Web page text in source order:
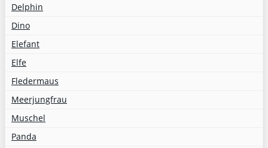
Delphin
Dino
Elefant
Elfe
Fledermaus
Meerjungfrau
Muschel
Panda